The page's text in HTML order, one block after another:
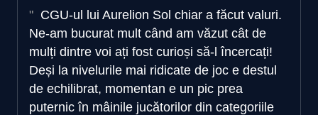
CGU-ul lui Aurelion Sol chiar a făcut valuri.
Ne-am bucurat mult când am văzut cât de
mulți dintre voi ați fost curioși să-l încercați!
Deși la nivelurile mai ridicate de joc e destul
de echilibrat, momentan e un pic prea
puternic în mâinile jucătorilor din categoriile